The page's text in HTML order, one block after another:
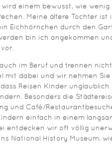
einem bewusst, wie
Meine ältere Tochter
Eichhörnchen durch den
bin ich angekommen
im Beruf und trennen
mit dabei und wir nehmen
Reisen Kinder
Besonders die
und Café/
einfach in einem
entdecken wir oft völlig
National History Museum,